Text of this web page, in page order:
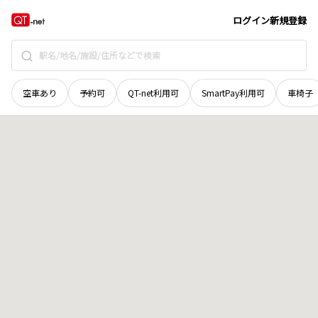
ログイン新規登録
空車あり 予約可 QT-net利用可 SmartPay利用可 車椅子
北海道